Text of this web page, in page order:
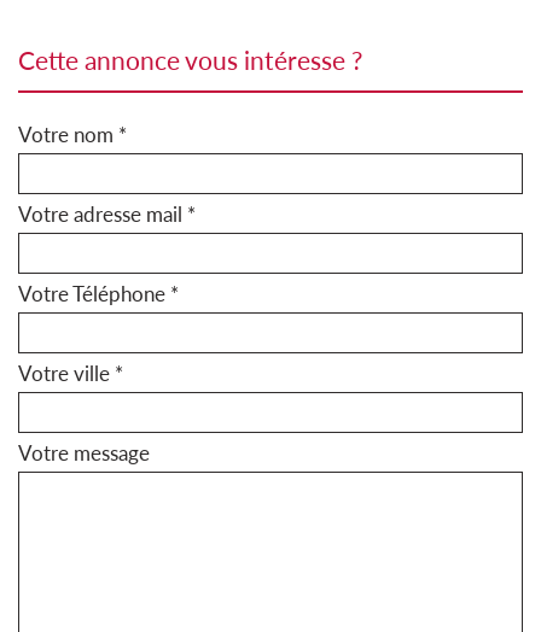
cette annonce vous intéresse ?
Votre nom *
Votre adresse mail *
Votre Téléphone *
Votre ville *
Votre message